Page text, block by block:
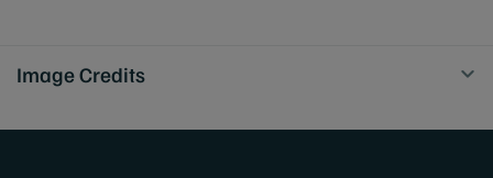
Image Credits